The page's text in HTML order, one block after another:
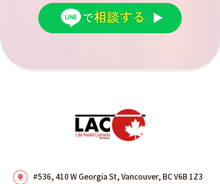
#536, 410 W Georgia St, Vancouver, BC V6B 1Z3